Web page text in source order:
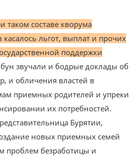
таком составе кворума
льгот, выплат и прочих
поддержки
звучали и бодрые доклады об
и обличения властей в
приемных родителей и упреки
их потребностей.
Бурятии,
новых приемных семей
проблем безработицы и